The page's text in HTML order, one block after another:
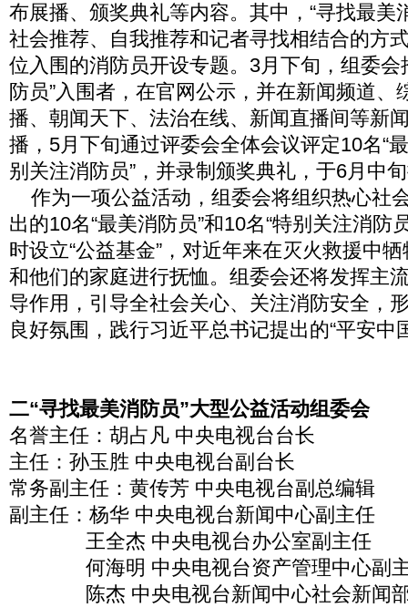
布展播、颁奖典礼等内容。其中，“寻找最美
社会推荐、自我推荐和记者寻找相结合的方
位入围的消防员开设专题。3月下旬，组委会
防员”入围者，在官网公示，并在新闻频道、
播、朝闻天下、法治在线、新闻直播间等新
播，5月下旬通过评委会全体会议评定10名“
别关注消防员”，并录制颁奖典礼，于6月中
作为一项公益活动，组委会将组织热心社
出的10名“最美消防员”和10名“特别关注消防
时设立“公益基金”，对近年来在灭火救援中
和他们的家庭进行抚恤。组委会还将发挥主
导作用，引导全社会关心、关注消防安全，
良好氛围，践行习近平总书记提出的“平安中
二“寻找最美消防员”大型公益活动组委会
名誉主任：胡占凡 中央电视台台长
主任：孙玉胜 中央电视台副台长
常务副主任：黄传芳 中央电视台副总编辑
副主任：杨华 中央电视台新闻中心副主任
王全杰 中央电视台办公室副主任
何海明 中央电视台资产管理中心副
陈杰 中央电视台新闻中心社会新闻